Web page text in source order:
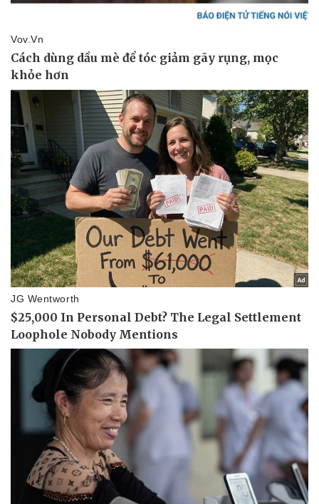
Tin nóng
Việt Nam
Phân tích